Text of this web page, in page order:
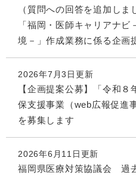
（質問への回答を追加しま
「福岡・医師キャリアナ
境－」作成業務に係る企画
2026年7月3日更新
【企画提案公募】「令和
保支援事業（web広報促進
を募集します
2026年6月11日更新
福岡県医療対策協議会 過